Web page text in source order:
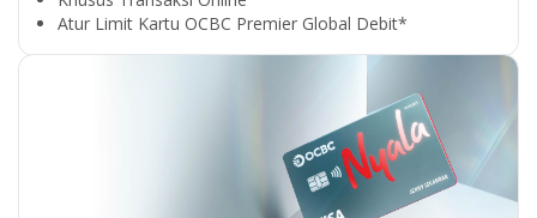
Atur Limit Kartu OCBC Premier Global Debit*